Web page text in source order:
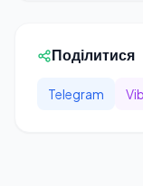
Поділитися
Telegram